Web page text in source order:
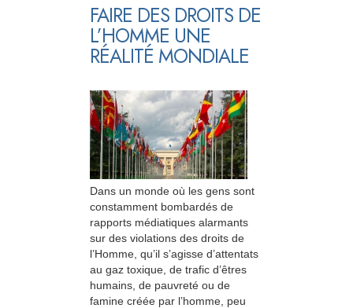
FAIRE DES DROITS DE
L’HOMME UNE
RÉALITÉ MONDIALE
Dans un monde où les gens sont
constamment bombardés de
rapports médiatiques alarmants
sur des violations des droits de
l’Homme, qu’il s’agisse d’attentats
au gaz toxique, de trafic d’êtres
humains, de pauvreté ou de
famine créée par l’homme, peu